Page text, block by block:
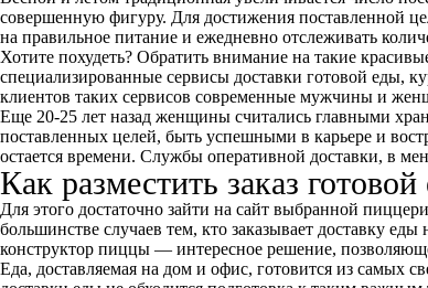
совершенную фигуру. Для достижения поставленной
на правильное питание и ежедневно отслеживать
Хотите похудеть? Обратить внимание на такие
специализированные сервисы доставки готовой еды,
клиентов таких сервисов современные мужчины и
Еще 20-25 лет назад женщины считались главными
поставленных целей, быть успешными в карьере и
остается времени. Службы оперативной доставки, в
Как разместить заказ
Для этого достаточно зайти на сайт выбранной
большинстве случаев тем, кто заказывает доставку
конструктор пиццы — интересное решение,
Еда, доставляемая на дом и офис, готовится из самых